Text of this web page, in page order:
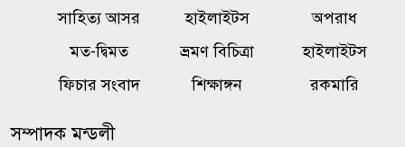
অনাগত শিশু!
রাষ্ট্রবিরোধী গোপন তৎপরতায়
সাহিত্য আসর
হাইলাইটস
অপরাধ
মত-দ্বিমত
ভ্রমণ বিচিত্রা
হাইলাইটস
ফিচার সংবাদ
শিক্ষাঙ্গন রকমারি
সম্পাদক মন্ডলী